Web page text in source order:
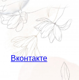
Вконтакте